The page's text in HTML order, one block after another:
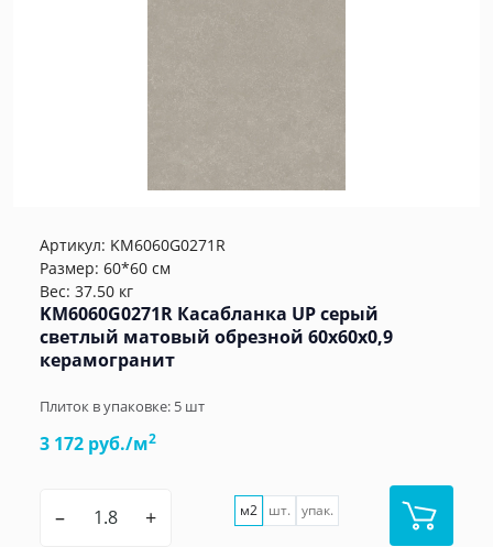
Артикул: KM6060G0271R
Размер: 60*60 см
Вес: 37.50 кг
KM6060G0271R Касабланка UP серый
светлый матовый обрезной 60x60x0,9
керамогранит
Плиток в упаковке: 5 шт
3 172 руб./м2
– + м2 шт. упак.